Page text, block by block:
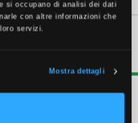
si occupano di analisi dei dati
con altre informazioni che
servizi.
Mostra dettagli
filetto maschio IP67.